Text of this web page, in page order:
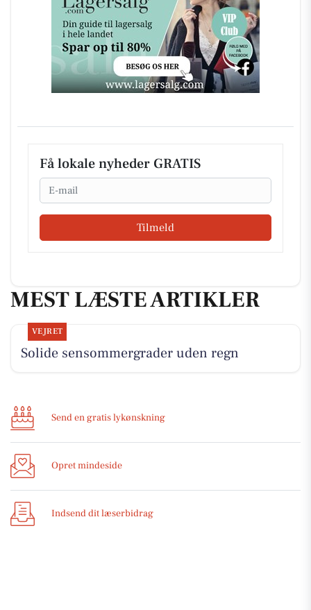
Få lokale nyheder GRATIS
Email
Tilmeld
MEST LÆSTE ARTIKLER
VEJRET
Solide sensommergrader uden regn
Send en gratis lykønskning
Opret mindeside
Indsend dit læserbidrag